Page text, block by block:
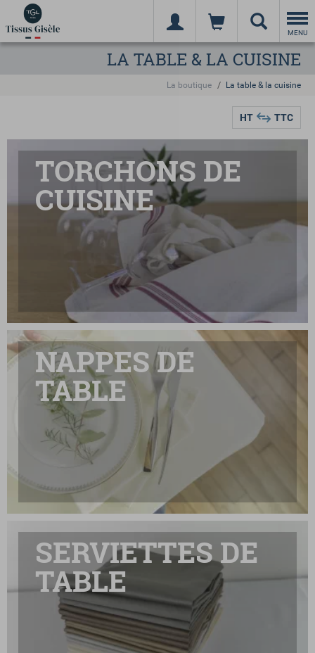
MENU
LA TABLE & LA CUISINE
La boutique La table & la cuisine
HT TTC
TORCHONS DE
CUISINE
NAPPES DE
TABLE
SERVIETTES DE
TABLE